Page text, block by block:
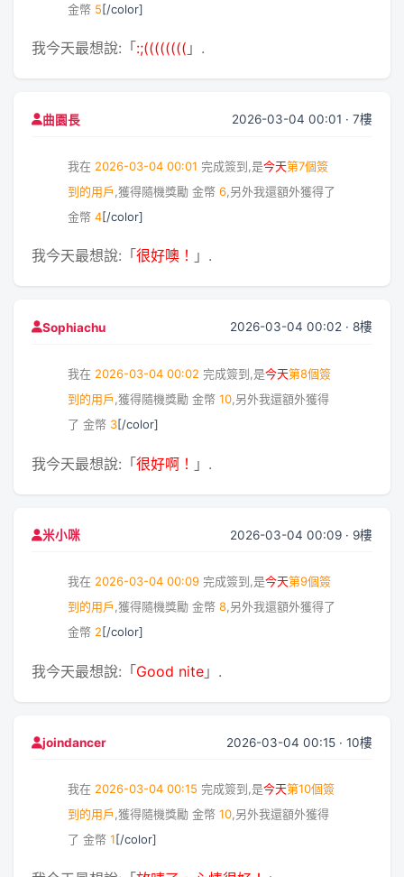
金幣 5[/color]
我今天最想說:「 :;(((((((( 」.
曲園長 2026-03-04 00:01 · 7樓
我在 2026-03-04 00:01 完成簽到,是今天第7個簽
到的用戶 ,獲得隨機獎勵 金幣 6 ,另外我還額外獲得了
金幣 4[/color]
我今天最想說:「 很好噢！ 」.
Sophiachu 2026-03-04 00:02 · 8樓
我在 2026-03-04 00:02 完成簽到,是今天第8個簽
到的用戶 ,獲得隨機獎勵 金幣 10 ,另外我還額外獲得
了 金幣 3[/color]
我今天最想說:「很好啊！ 」.
米小咪 2026-03-04 00:09 · 9樓
我在 2026-03-04 00:09 完成簽到,是今天第9個簽
到的用戶 ,獲得隨機獎勵 金幣 8 ,另外我還額外獲得了
金幣 2[/color]
我今天最想說:「Good nite 」.
joindancer 2026-03-04 00:15 · 10樓
我在 2026-03-04 00:15 完成簽到,是今天第10個簽
到的用戶 ,獲得隨機獎勵 金幣 10 ,另外我還額外獲得
了 金幣 1[/color]